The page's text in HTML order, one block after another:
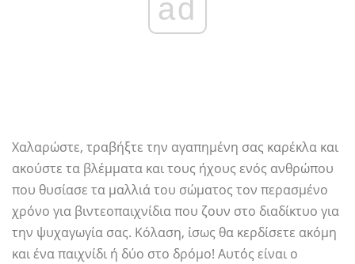
ad
Χαλαρώστε, τραβήξτε την αγαπημένη σας καρέκλα και
ακούστε τα βλέμματα και τους ήχους ενός ανθρώπου
που θυσίασε τα μαλλιά του σώματος τον περασμένο
χρόνο για βιντεοπαιχνίδια που ζουν στο διαδίκτυο για
την ψυχαγωγία σας. Κόλαση, ίσως θα κερδίσετε ακόμη
και ένα παιχνίδι ή δύο στο δρόμο! Αυτός είναι ο